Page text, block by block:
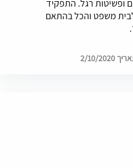
ופשיטות רגל. התפקיד
משפט והכל בהתאם
2020